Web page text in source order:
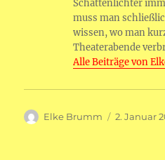
Schattenlichter
muss man
wissen, wo man
Theaterabende
Alle Beiträge von
Autor
Elke Brumm 2. Januar